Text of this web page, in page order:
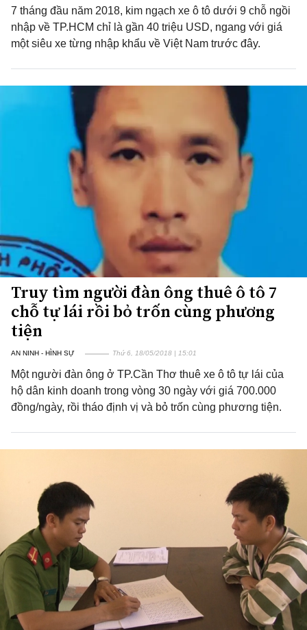
7 tháng đầu năm 2018, kim ngạch xe ô tô dưới 9 chỗ ngồi
nhập về TP.HCM chỉ là gần 40 triệu USD, ngang với giá
một siêu xe từng nhập khẩu về Việt Nam trước đây.
Truy tìm người đàn ông thuê ô tô 7
chỗ tự lái rồi bỏ trốn cùng phương
tiện
AN NINH - HÌNH SỰ Thứ 6, 18/05/2018 | 15:01
Một người đàn ông ở TP.Cần Thơ thuê xe ô tô tự lái của
hộ dân kinh doanh trong vòng 30 ngày với giá 700.000
đồng/ngày, rồi tháo định vị và bỏ trốn cùng phương tiện.